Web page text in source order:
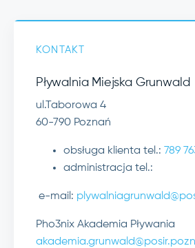
KONTAKT
Pływalnia Miejska Grunwald
ul.Taborowa 4
60-790 Poznań
obsługa klienta tel.: 789
administracja tel.:
e-mail:
Pho3nix Akademia Pływania